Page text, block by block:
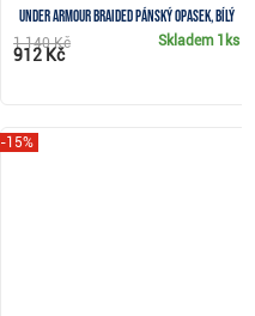
Under Armour Braided pánský opasek, bílý
Skladem 1ks
1 140 Kč
912 Kč
-15%